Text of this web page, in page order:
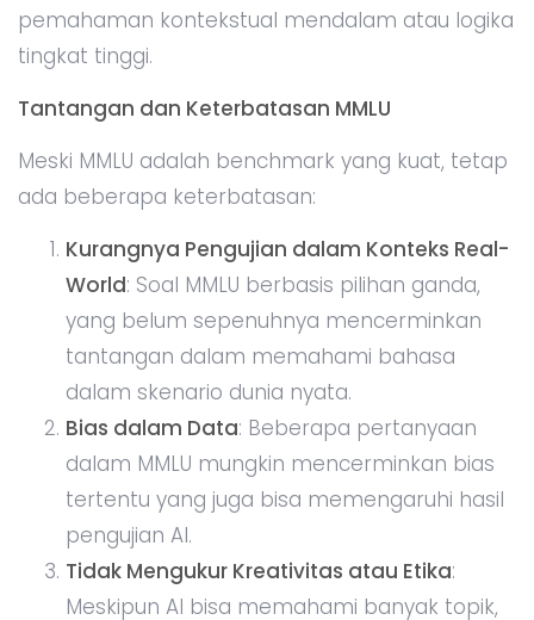
pemahaman kontekstual mendalam atau logika
tingkat tinggi.
Tantangan dan Keterbatasan MMLU
Meski MMLU adalah benchmark yang kuat, tetap
ada beberapa keterbatasan:
Kurangnya Pengujian dalam Konteks Real-
World: Soal MMLU berbasis pilihan ganda,
yang belum sepenuhnya mencerminkan
tantangan dalam memahami bahasa
dalam skenario dunia nyata.
Bias dalam Data: Beberapa pertanyaan
dalam MMLU mungkin mencerminkan bias
tertentu yang juga bisa memengaruhi hasil
pengujian AI.
Tidak Mengukur Kreativitas atau Etika:
Meskipun AI bisa memahami banyak topik,